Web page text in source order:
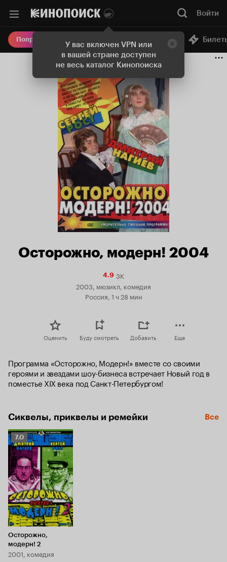
У вас включен VPN или
в вашей стране доступен
не весь каталог Кинопоиска
Войти
Попробовать Плюс Онлайн-кинотеатр
Осторожно, модерн! 2004
4.9Рейтинг
3K
2003, мюзикл, комедия
Россия, 1 ч 28 мин
Оценить Буду смотреть Добавить Еще
Программа «Осторожно, Модерн!» вместе со своими
героями и звездами шоу-бизнеса встречает Новый год в
поместье XIX века под Санкт-Петербургом!
Сиквелы, приквелы и ремейки Все
Рейтинг
Кинопоиска
7.0
7.0
Осторожно,
модерн! 2
2001, комедия